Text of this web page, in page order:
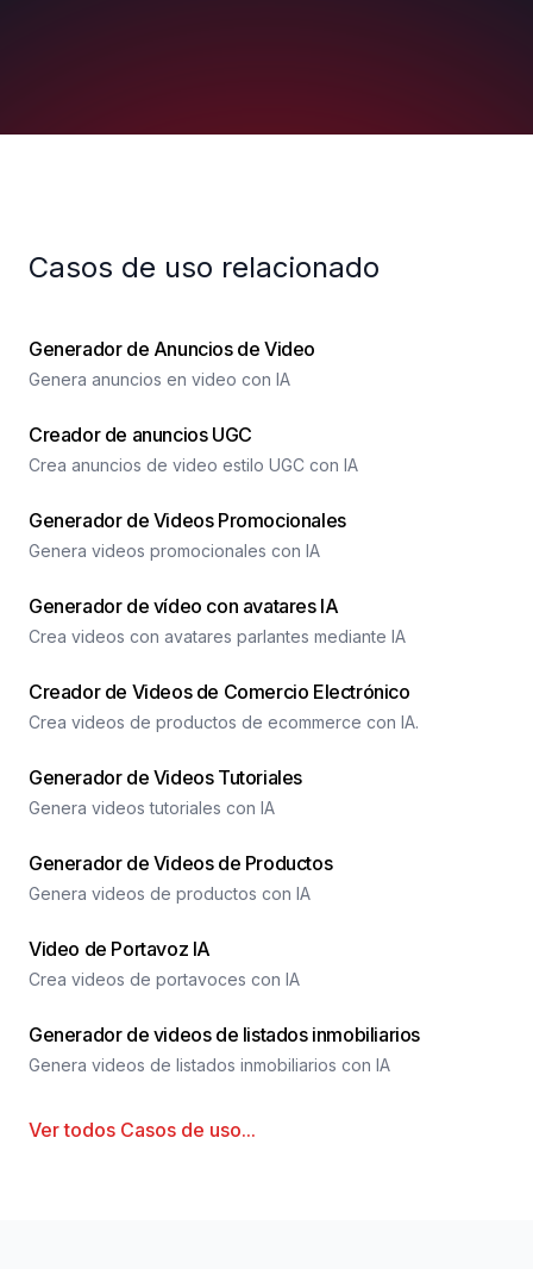
Casos de uso relacionado
Generador de Anuncios de Video
Genera anuncios en video con IA
Creador de anuncios UGC
Crea anuncios de video estilo UGC con IA
Generador de Videos Promocionales
Genera videos promocionales con IA
Generador de vídeo con avatares IA
Crea videos con avatares parlantes mediante IA
Creador de Videos de Comercio Electrónico
Crea videos de productos de ecommerce con IA.
Generador de Videos Tutoriales
Genera videos tutoriales con IA
Generador de Videos de Productos
Genera videos de productos con IA
Video de Portavoz IA
Crea videos de portavoces con IA
Generador de videos de listados inmobiliarios
Genera videos de listados inmobiliarios con IA
Ver todos Casos de uso...